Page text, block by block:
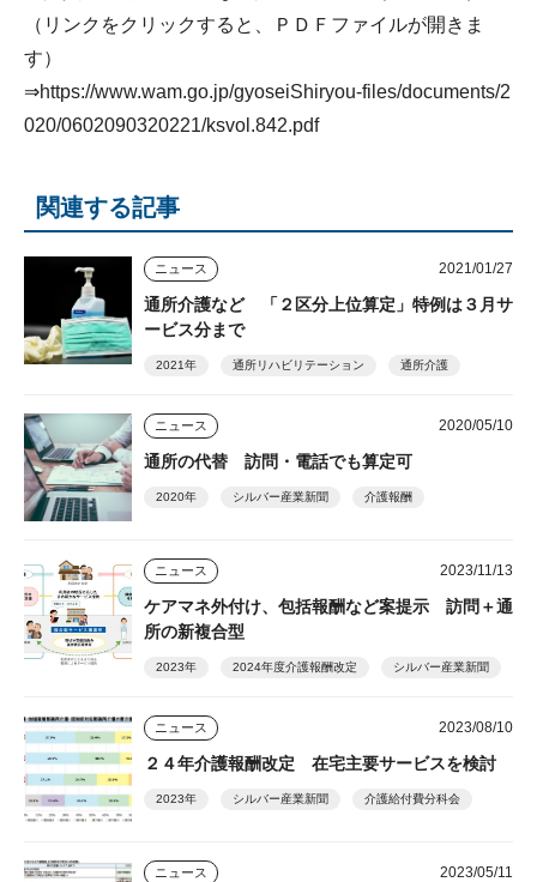
（リンクをクリックすると、ＰＤＦファイルが開きま
す）
⇒https://www.wam.go.jp/gyoseiShiryou-files/documents/2
020/0602090320221/ksvol.842.pdf
関連する記事
ニュース 2021/01/27
通所介護など 「２区分上位算定」特例は３月サ
ービス分まで
2021年 通所リハビリテーション 通所介護
ニュース 2020/05/10
通所の代替 訪問・電話でも算定可
2020年 シルバー産業新聞 介護報酬
ニュース 2023/11/13
ケアマネ外付け、包括報酬など案提示 訪問＋通
所の新複合型
2023年 2024年度介護報酬改定 シルバー産業新聞
ニュース 2023/08/10
２４年介護報酬改定 在宅主要サービスを検討
2023年 シルバー産業新聞 介護給付費分科会
ニュース 2023/05/11